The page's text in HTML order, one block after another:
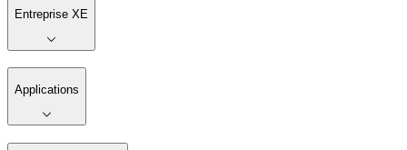
Entreprise XE
Applications